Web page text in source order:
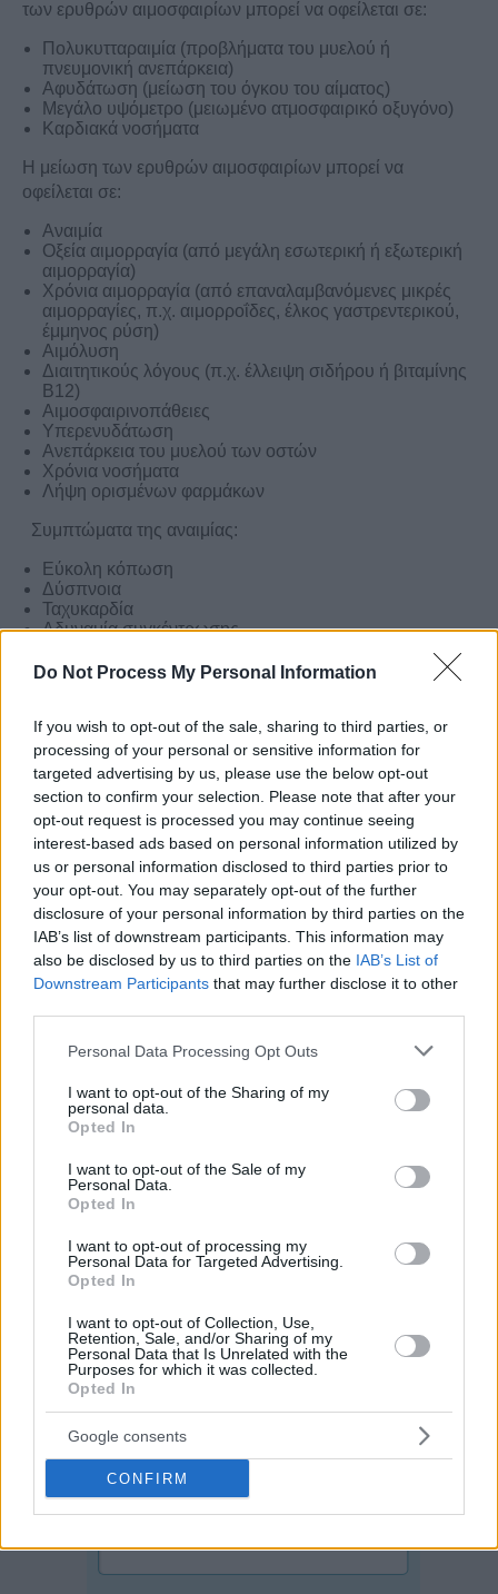
Do Not Process My Personal Information
If you wish to opt-out of the sale, sharing to third parties, or
processing of your personal or sensitive information for
targeted advertising by us, please use the below opt-out
section to confirm your selection. Please note that after your
opt-out request is processed you may continue seeing
interest-based ads based on personal information utilized by
us or personal information disclosed to third parties prior to
your opt-out. You may separately opt-out of the further
disclosure of your personal information by third parties on the
IAB’s list of downstream participants. This information may
also be disclosed by us to third parties on the IAB’s List of
Downstream Participants that may further disclose it to other
Please note that this website/app uses one or more Google
not limited to your visit or usage behaviour. You may click to
grant or deny consent to Google and its third-party tags to
use your data for below specified purposes in below Google
consent section.
Personal Data Processing Opt Outs
I want to opt-out of the Sharing of my
personal data.
Opted In
I want to opt-out of the Sale of my
Personal Data.
Opted In
I want to opt-out of processing my
Personal Data for Targeted Advertising.
Opted In
I want to opt-out of Collection, Use,
Retention, Sale, and/or Sharing of my
Personal Data that Is Unrelated with the
Purposes for which it was collected.
Opted In
Google consents
CONFIRM
των ερυθρών αιμοσφαιρίων μπορεί να οφείλεται σε:
Πολυκυτταραιμία (προβλήματα του μυελού ή
πνευμονική ανεπάρκεια)
Αφυδάτωση (μείωση του όγκου του αίματος)
Μεγάλο υψόμετρο (μειωμένο ατμοσφαιρικό οξυγόνο)
Καρδιακά νοσήματα
Η μείωση των ερυθρών αιμοσφαιρίων μπορεί να
οφείλεται σε:
Αναιμία
Οξεία αιμορραγία (από μεγάλη εσωτερική ή εξωτερική
αιμορραγία)
Χρόνια αιμορραγία (από επαναλαμβανόμενες μικρές
αιμορραγίες, π.χ. αιμορροΐδες, έλκος γαστρεντερικού,
έμμηνος ρύση)
Αιμόλυση
Διαιτητικούς λόγους (π.χ. έλλειψη σιδήρου ή βιταμίνης
Β12)
Αιμοσφαιρινοπάθειες
Υπερενυδάτωση
Ανεπάρκεια του μυελού των οστών
Χρόνια νοσήματα
Λήψη ορισμένων φαρμάκων
Συμπτώματα της αναιμίας:
Εύκολη κόπωση
Δύσπνοια
Ταχυκαρδία
Αδυναμία συγκέντρωσης
Τα άτομα με αναιμία παρουσιάζουν κατάσταση κατά την
τους είναι μικρότερη από την φυσιολογική. Είναι η
συχνότερη αιτία που προκαλεί χαμηλό αιματοκρίτη και
όταν αυτός φτάσει κάτω από το 30 τότε έχουμε να
αντιμετωπίσουμε μια μέτρια έως σοβαρή αναιμία.
ΘΕΡΑΠΕΙΑ
Αλλαγές στις διατροφικές συνήθειες
Αγωγή για υποκείμενη νόσο
Διακοπή ένοχων φαρμάκων
Έλεγχος αιμορραγικών εστιών
Αποκατάσταση της ισορροπίας των υγρών του
σώματος
σύμπτωμα από το Vrisko.grΑιματολόγος Παθολόγος
Δείτε όλα τα συμπτώματα και τις παθήσεις στην
εγκυκλοπαίδεια υγείας του vrisko
(